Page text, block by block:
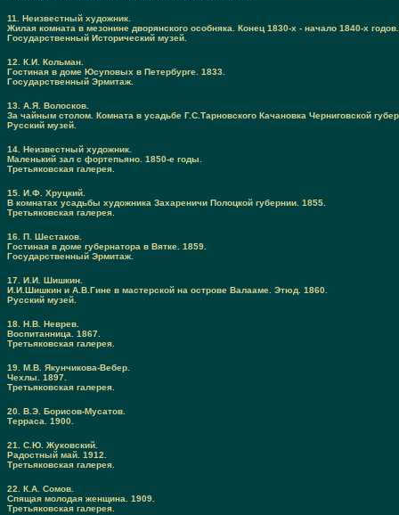
11. Неизвестный художник.
Жилая комната в мезонине дворянского особняка. Конец 1830-х - начало 1840-х годов.
Государственный Исторический музей.
12. К.И. Кольман.
Гостиная в доме Юсуповых в Петербурге. 1833.
Государственный Эрмитаж.
13. А.Я. Волосков.
За чайным столом. Комната в усадьбе Г.С.Тарновского Качановка Черниговской
Русский музей.
14. Неизвестный художник.
Маленький зал с фортепьяно. 1850-е годы.
Третьяковская галерея.
15. И.Ф. Хруцкий.
В комнатах усадьбы художника Захареничи Полоцкой губернии. 1855.
Третьяковская галерея.
16. П. Шестаков.
Гостиная в доме губернатора в Вятке. 1859.
Государственный Эрмитаж.
17. И.И. Шишкин.
И.И.Шишкин и А.В.Гине в мастерской на острове Валааме. Этюд. 1860.
Русский музей.
18. Н.В. Неврев.
Воспитанница. 1867.
Третьяковская галерея.
19. М.В. Якунчикова-Вебер.
Чехлы. 1897.
Третьяковская галерея.
20. В.Э. Борисов-Мусатов.
Терраса. 1900.
21. С.Ю. Жуковский.
Радостный май. 1912.
Третьяковская галерея.
22. К.А. Сомов.
Спящая молодая женщина. 1909.
Третьяковская галерея.